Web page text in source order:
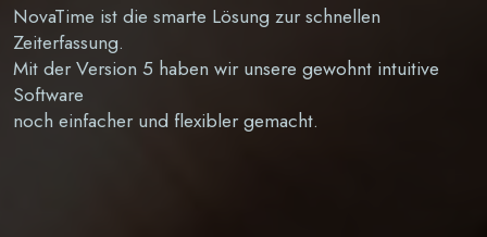
NovaTime ist die smarte Lösung zur schnellen
Zeiterfassung.
Mit der Version 5 haben wir unsere gewohnt intuitive
Software
noch einfacher und flexibler gemacht.